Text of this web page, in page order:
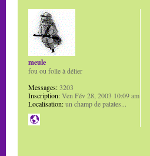
meule
fou ou folle à délier
Messages:3203
Inscription:Ven Fév 28, 2003 10:09 am
Localisation:un champ de patates...